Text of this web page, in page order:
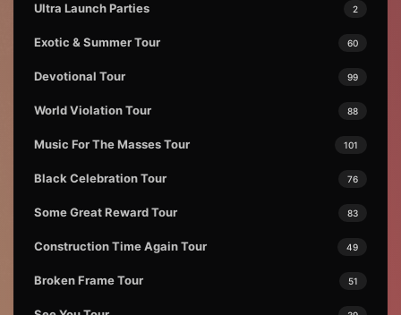
2
Ultra Launch Parties
60
Exotic & Summer Tour
99
Devotional Tour
88
World Violation Tour
101
Music For The Masses Tour
76
Black Celebration Tour
83
Some Great Reward Tour
49
Construction Time Again Tour
51
Broken Frame Tour